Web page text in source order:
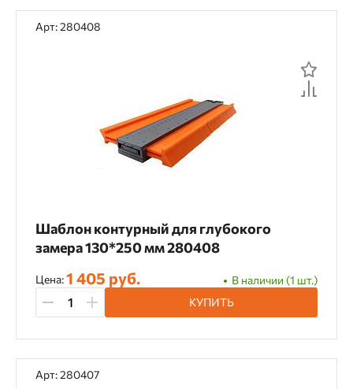
Арт: 280408
Шаблон контурный для глубокого
замера 130*250 мм 280408
Цена:1 405 руб.
В наличии (1 шт.)
КУПИТЬ
Арт: 280407